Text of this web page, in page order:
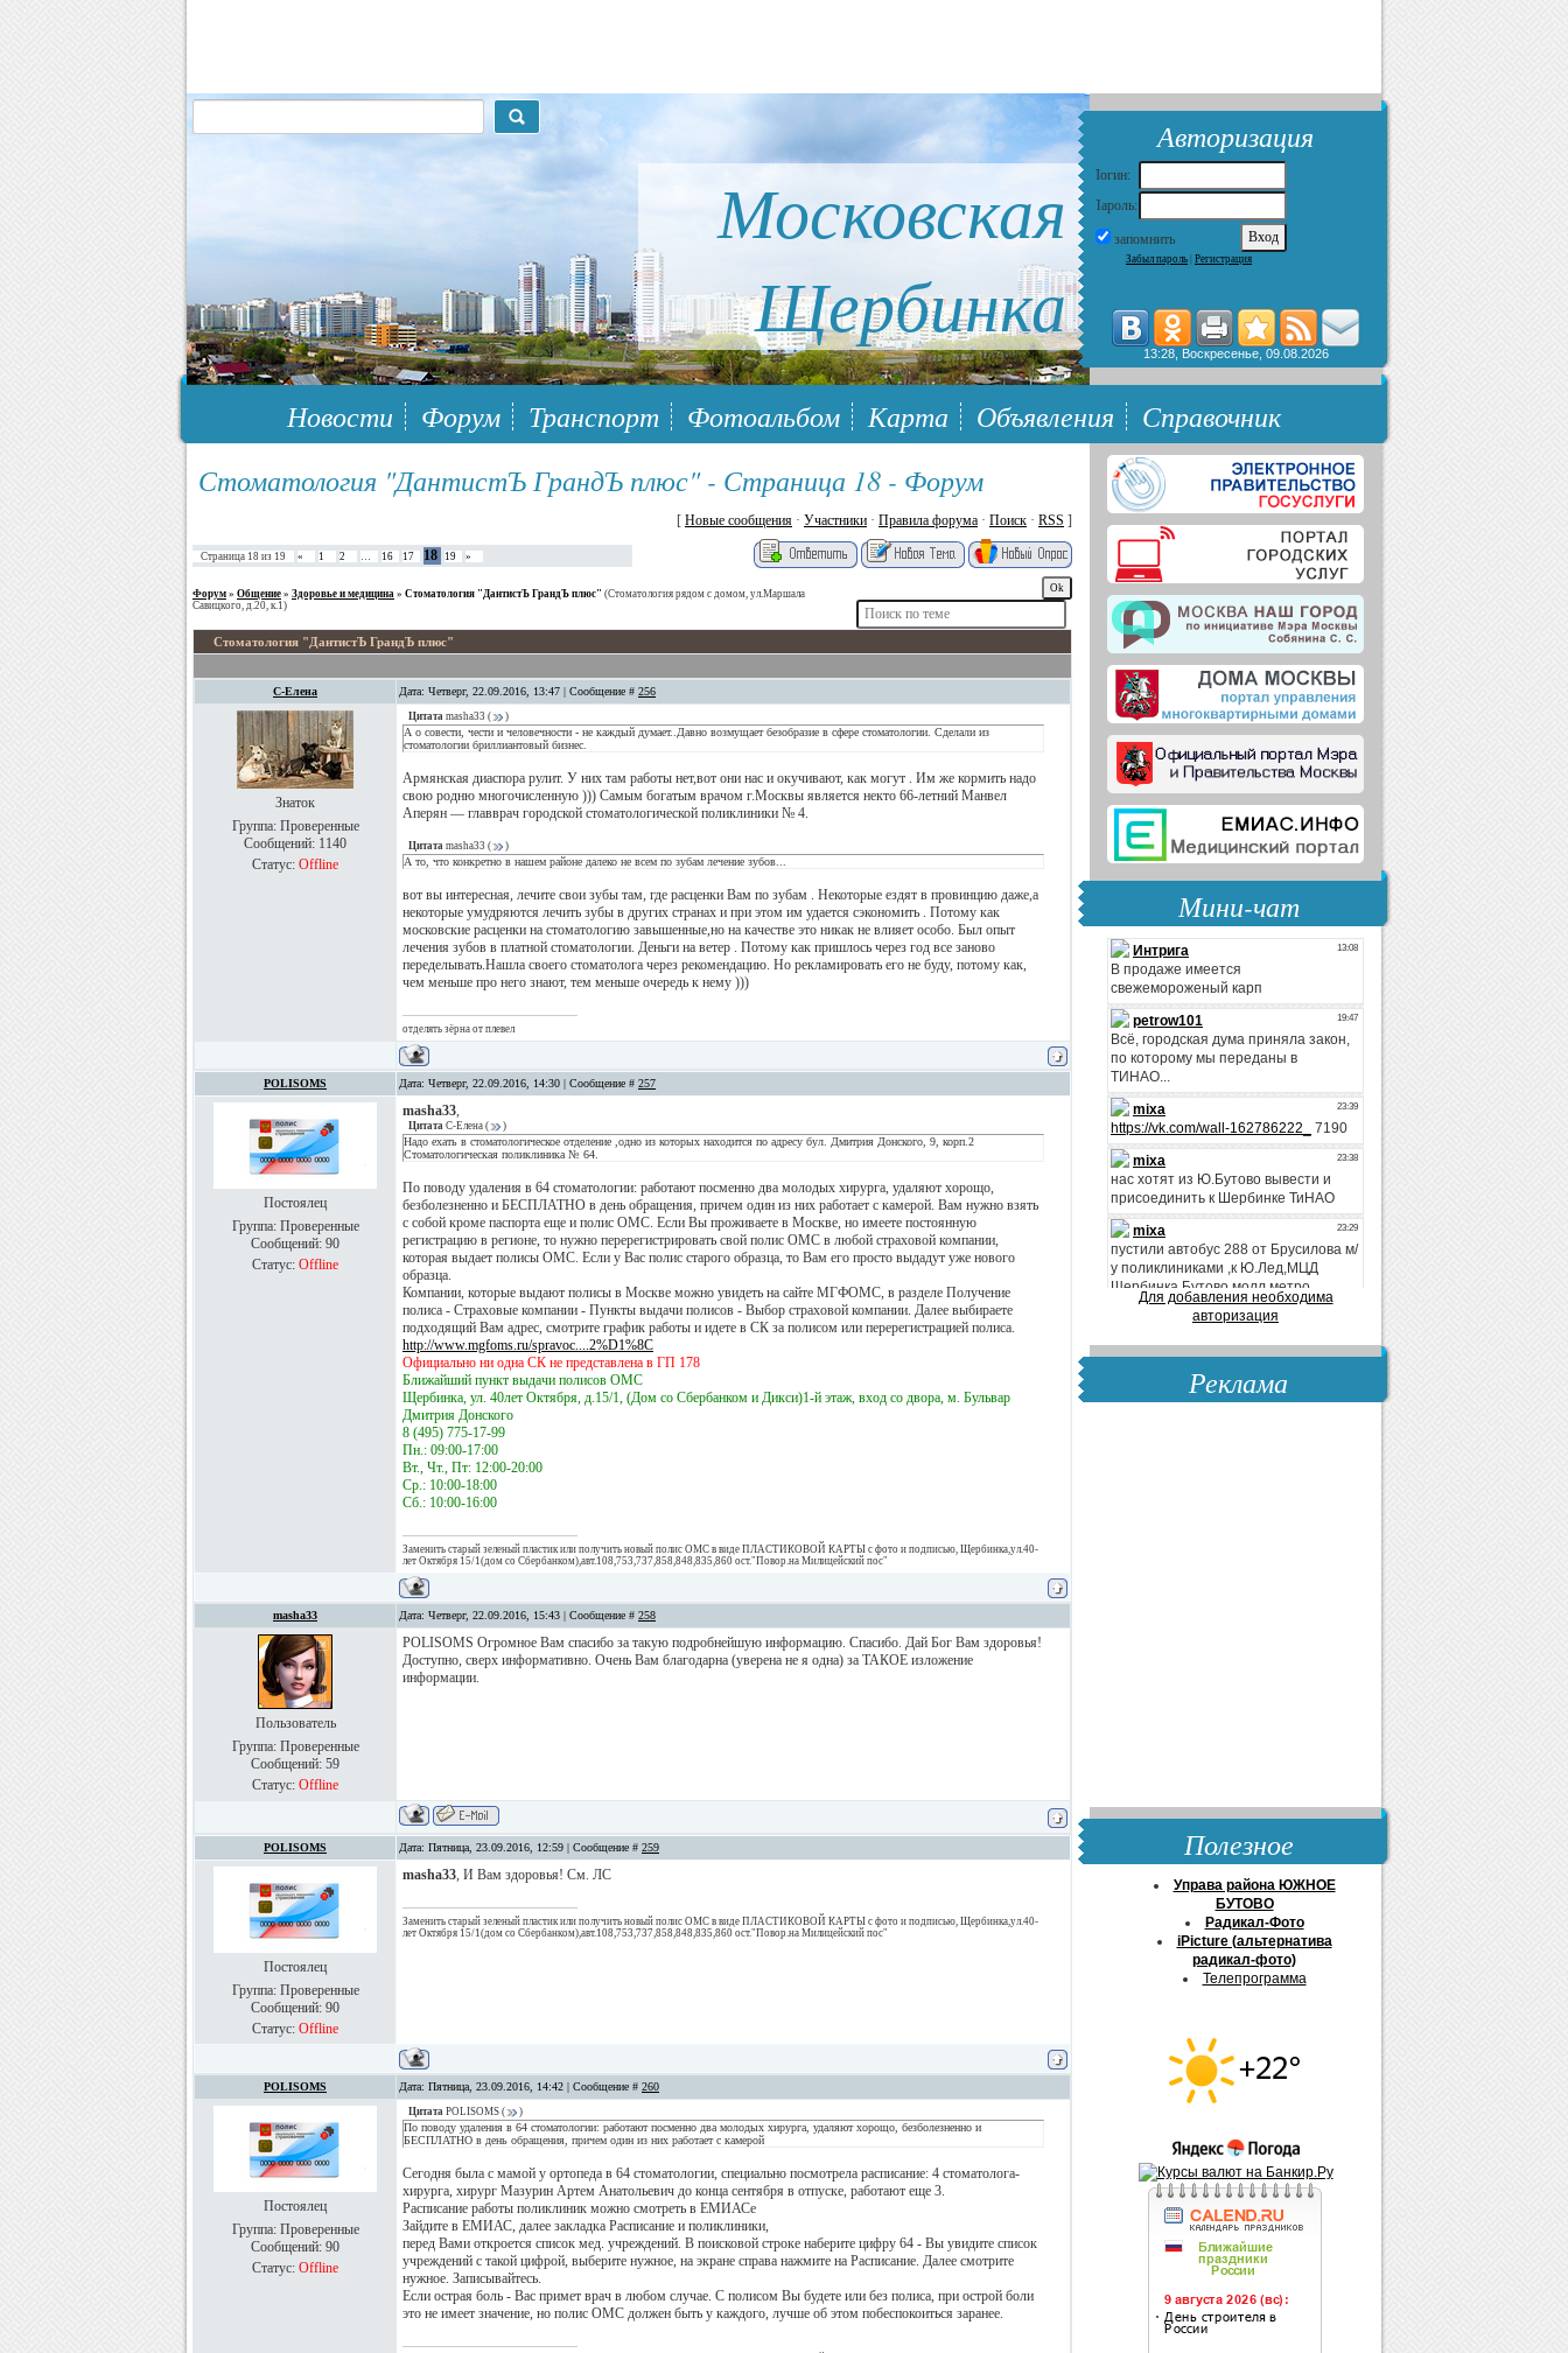
Московская
Щербинка
117148, г.Москва, ЮЗАО, муниципальный район Южное Бутово
Авторизация
Логин:
Пароль:
запомнить
Забыл пароль Регистрация
13:28, Воскресенье, 09.08.2026
Новости Форум Транспорт Фотоальбом Карта Объявления
Справочник
Стоматология "ДантистЪ ГрандЪ плюс" - Страница 18 - Форум
[ Новые сообщения · Участники · Правила форума · Поиск · RSS ]
Страница 18 из 19 « 1 2 … 16 17 18 19 »
Форум » Общение » Здоровье и медицина » Стоматология "ДантистЪ ГрандЪ плюс" (Стоматология рядом с домом, ул.Маршала
Савицкого, д.20, к.1)
Стоматология "ДантистЪ ГрандЪ плюс"
С-Елена Дата: Четверг, 22.09.2016, 13:47 | Сообщение # 256
Знаток
Группа: Проверенные
Сообщений: 1140
Статус: Offline
Цитата masha33 ( )
А о совести, чести и человечности - не каждый думает..Давно возмущает безобразие в сфере стоматологии. Сделали из
стоматологии бриллиантовый бизнес.
Армянская диаспора рулит. У них там работы нет,вот они нас и окучивают, как могут . Им же кормить надо
свою родню многочисленную ))) Самым богатым врачом г.Москвы является некто 66-летний Манвел
Аперян — главврач городской стоматологической поликлиники № 4.
Цитата masha33 ( )
А то, что конкретно в нашем районе далеко не всем по зубам лечение зубов...
вот вы интересная, лечите свои зубы там, где расценки Вам по зубам . Некоторые ездят в провинцию даже,а
некоторые умудряются лечить зубы в других странах и при этом им удается сэкономить . Потому как
московские расценки на стоматологию завышенные,но на качестве это никак не влияет особо. Был опыт
лечения зубов в платной стоматологии. Деньги на ветер . Потому как пришлось через год все заново
переделывать.Нашла своего стоматолога через рекомендацию. Но рекламировать его не буду, потому как,
чем меньше про него знают, тем меньше очередь к нему )))
отделять зёрна от плевел
POLISOMS Дата: Четверг, 22.09.2016, 14:30 | Сообщение # 257
Постоялец
Группа: Проверенные
Сообщений: 90
Статус: Offline
masha33,
Цитата С-Елена ( )
Надо ехать в стоматологическое отделение ,одно из которых находится по адресу бул. Дмитрия Донского, 9, корп.2
Стоматологическая поликлиника № 64.
По поводу удаления в 64 стоматологии: работают посменно два молодых хирурга, удаляют хорощо,
безболезненно и БЕСПЛАТНО в день обращения, причем один из них работает с камерой. Вам нужно взять
с собой кроме паспорта еще и полис ОМС. Если Вы проживаете в Москве, но имеете постоянную
регистрацию в регионе, то нужно перерегистрировать свой полис ОМС в любой страховой компании,
которая выдает полисы ОМС. Если у Вас полис старого образца, то Вам его просто выдадут уже нового
образца.
Компании, которые выдают полисы в Москве можно увидеть на сайте МГФОМС, в разделе Получение
полиса - Страховые компании - Пункты выдачи полисов - Выбор страховой компании. Далее выбираете
подходящий Вам адрес, смотрите график работы и идете в СК за полисом или перерегистрацией полиса.
http://www.mgfoms.ru/spravoc....2%D1%8C
Официально ни одна СК не представлена в ГП 178
Ближайший пункт выдачи полисов ОМС
Щербинка, ул. 40лет Октября, д.15/1, (Дом со Сбербанком и Дикси)1-й этаж, вход со двора, м. Бульвар
Дмитрия Донского
8 (495) 775-17-99
Пн.: 09:00-17:00
Вт., Чт., Пт: 12:00-20:00
Ср.: 10:00-18:00
Сб.: 10:00-16:00
Заменить старый зеленый пластик или получить новый полис ОМС в виде ПЛАСТИКОВОЙ КАРТЫ с фото и подписью, Щербинка,ул.40-
лет Октября 15/1(дом со Сбербанком),авт.108,753,737,858,848,835,860 ост."Повор.на Милицейский пос"
masha33 Дата: Четверг, 22.09.2016, 15:43 | Сообщение # 258
Пользователь
Группа: Проверенные
Сообщений: 59
Статус: Offline
POLISOMS Огромное Вам спасибо за такую подробнейшую информацию. Спасибо. Дай Бог Вам здоровья!
Доступно, сверх информативно. Очень Вам благодарна (уверена не я одна) за ТАКОЕ изложение
информации.
POLISOMS Дата: Пятница, 23.09.2016, 12:59 | Сообщение # 259
Постоялец
Группа: Проверенные
Сообщений: 90
Статус: Offline
masha33, И Вам здоровья! См. ЛС
Заменить старый зеленый пластик или получить новый полис ОМС в виде ПЛАСТИКОВОЙ КАРТЫ с фото и подписью, Щербинка,ул.40-
лет Октября 15/1(дом со Сбербанком),авт.108,753,737,858,848,835,860 ост."Повор.на Милицейский пос"
POLISOMS Дата: Пятница, 23.09.2016, 14:42 | Сообщение # 260
Постоялец
Группа: Проверенные
Сообщений: 90
Статус: Offline
Цитата POLISOMS ( )
По поводу удаления в 64 стоматологии: работают посменно два молодых хирурга, удаляют хорощо, безболезненно и
БЕСПЛАТНО в день обращения, причем один из них работает с камерой
Сегодня была с мамой у ортопеда в 64 стоматологии, специально посмотрела расписание: 4 стоматолога-
хирурга, хирург Мазурин Артем Анатольевич до конца сентября в отпуске, работают еще 3.
Расписание работы поликлиник можно смотреть в ЕМИАСе
Зайдите в ЕМИАС, далее закладка Расписание и поликлиники,
перед Вами откроется список мед. учреждений. В поисковой строке наберите цифру 64 - Вы увидите список
учреждений с такой цифрой, выберите нужное, на экране справа нажмите на Расписание. Далее смотрите
нужное. Записывайтесь.
Если острая боль - Вас примет врач в любом случае. С полисом Вы будете или без полиса, при острой боли
это не имеет значение, но полис ОМС должен быть у каждого, лучше об этом побеспокоиться заранее.
Мини-чат
Для добавления необходима
авторизация
Реклама
Полезное
Управа района ЮЖНОЕ
БУТОВО
Радикал-Фото
iPicture (альтернатива
радикал-фото)
Телепрограмма